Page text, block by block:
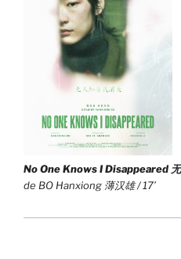
No One Knows I Disappeared
de BO Hanxiong 薄汉雄 / 17’